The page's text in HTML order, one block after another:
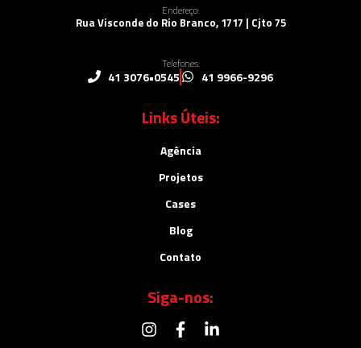
Endereço:
Rua Visconde do Rio Branco, 1717 | Cjto 75
Telefones:
41 3076•0545 41 9966-9296
Links Úteis:
Agência
Projetos
Cases
Blog
Contato
Siga-nos: